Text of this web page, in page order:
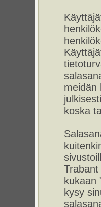
meidän
koska
kukaan
kysy